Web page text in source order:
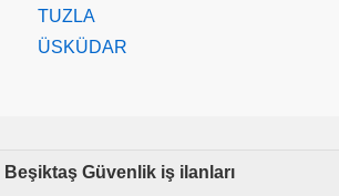
TUZLA
ÜSKÜDAR
Beşiktaş Güvenlik iş ilanları